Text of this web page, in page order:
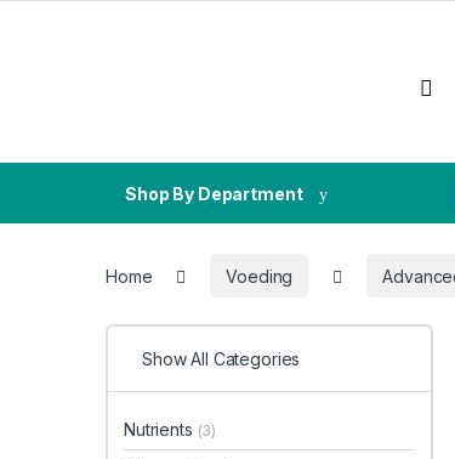
Shop By Department
Home Voeding
Show All Categories
Nutrients (3)